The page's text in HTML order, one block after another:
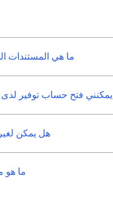
ما هي المستندات
فتح حساب توفير لدى
هل يمكن
ما هو